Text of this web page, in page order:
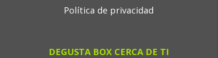
Política de privacidad
DEGUSTA BOX CERCA DE TI